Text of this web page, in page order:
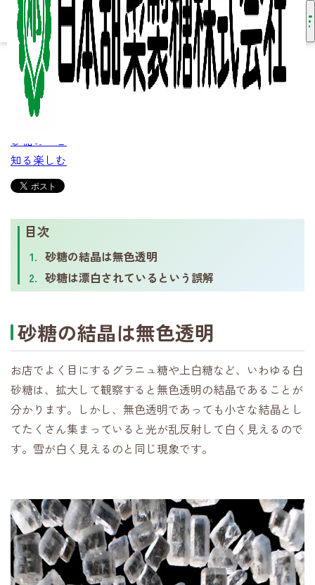
HOME 知る・楽しむ 砂糖のこと 砂糖はなぜ白いの？
2024/04/02
砂糖はなぜ白いの？
砂糖のこと
知る楽しむ
目次
砂糖の結晶は無色透明
砂糖は漂白されているという誤解
砂糖の結晶は無色透明
お店でよく目にするグラニュ糖や上白糖など、いわゆる白
砂糖は、拡大して観察すると無色透明の結晶であることが
分かります。しかし、無色透明であっても小さな結晶とし
てたくさん集まっていると光が乱反射して白く見えるので
す。雪が白く見えるのと同じ現象です。